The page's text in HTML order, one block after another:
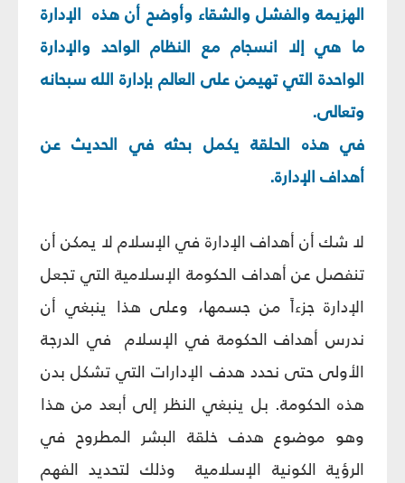
الهزيمة والفشل والشقاء وأوضح أن هذه الإدارة
ما هي إلا انسجام مع النظام الواحد والإدارة
الواحدة التي تهيمن على العالم بإدارة الله سبحانه
وتعالى.
في هذه الحلقة يكمل بحثه في الحديث عن
أهداف الإدارة.
لا شك أن أهداف الإدارة في الإسلام لا يمكن أن
تنفصل عن أهداف الحكومة الإسلامية التي تجعل
الإدارة جزءاً من جسمها، وعلى هذا ينبغي أن
ندرس أهداف الحكومة في الإسلام في الدرجة
الأولى حتى نحدد هدف الإدارات التي تشكل بدن
هذه الحكومة. بل ينبغي النظر إلى أبعد من هذا
وهو موضوع هدف خلقة البشر المطروح في
الرؤية الكونية الإسلامية وذلك لتحديد الفهم